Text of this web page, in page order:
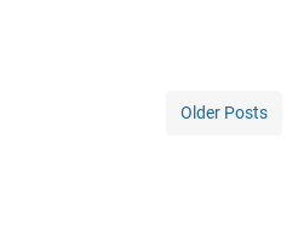
Older Posts